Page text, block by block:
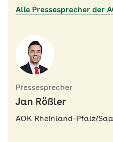
Alle Pressesprecher der
Pressesprecher
Jan Rößler
AOK Rheinland-Pfalz/